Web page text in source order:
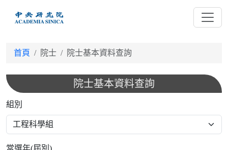
首頁 院士 院士基本資料查詢
院士基本資料查詢
組別